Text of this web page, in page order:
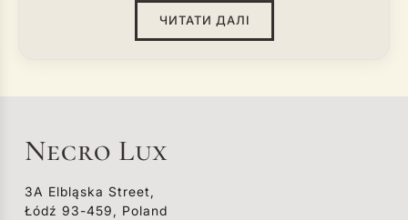
ЧИТАТИ ДАЛІ
Necro Lux
3A Elbląska Street,
Łódź 93-459, Poland